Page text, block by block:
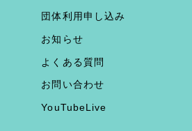
団体利用申し込み
お知らせ
よくある質問
お問い合わせ
YouTubeLive